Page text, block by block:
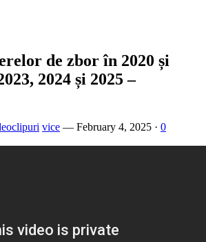
de zbor în 2020 și
2024 și 2025 –
vice — February 4, 2025 · 0